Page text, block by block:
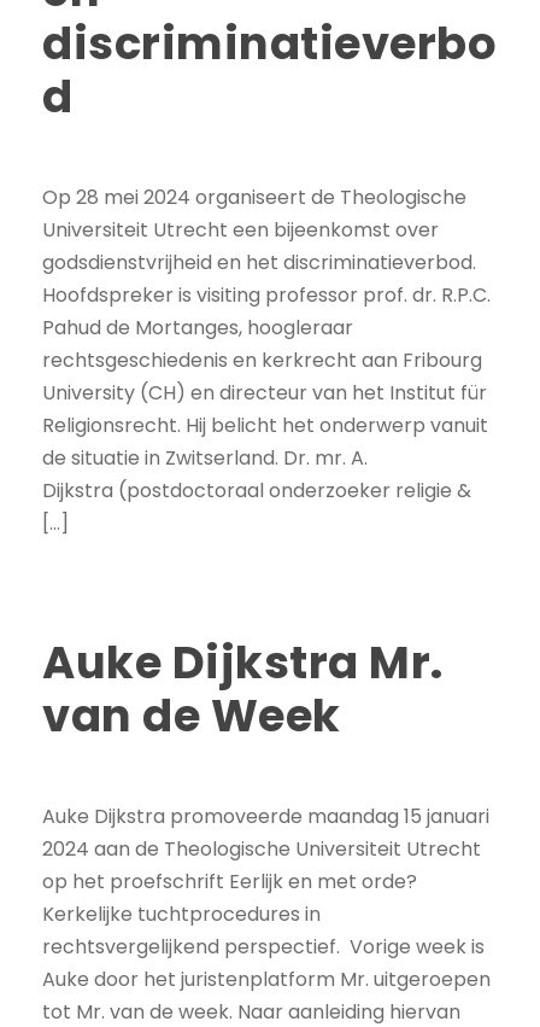
discriminatieverbo
d
Op 28 mei 2024 organiseert de Theologische
Universiteit Utrecht een bijeenkomst over
godsdienstvrijheid en het discriminatieverbod.
Hoofdspreker is visiting professor prof. dr. R.P.C.
Pahud de Mortanges, hoogleraar
rechtsgeschiedenis en kerkrecht aan Fribourg
University (CH) en directeur van het Institut für
Religionsrecht. Hij belicht het onderwerp vanuit
de situatie in Zwitserland. Dr. mr. A.
Dijkstra (postdoctoraal onderzoeker religie &
[…]
Auke Dijkstra Mr.
van de Week
Auke Dijkstra promoveerde maandag 15 januari
2024 aan de Theologische Universiteit Utrecht
op het proefschrift Eerlijk en met orde?
Kerkelijke tuchtprocedures in
rechtsvergelijkend perspectief. Vorige week is
Auke door het juristenplatform Mr. uitgeroepen
tot Mr. van de week. Naar aanleiding hiervan